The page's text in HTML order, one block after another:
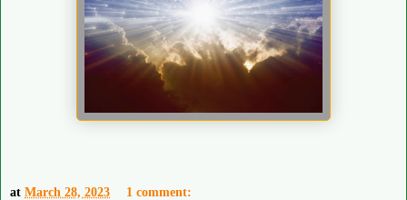
at March 28, 2023 1 comment: